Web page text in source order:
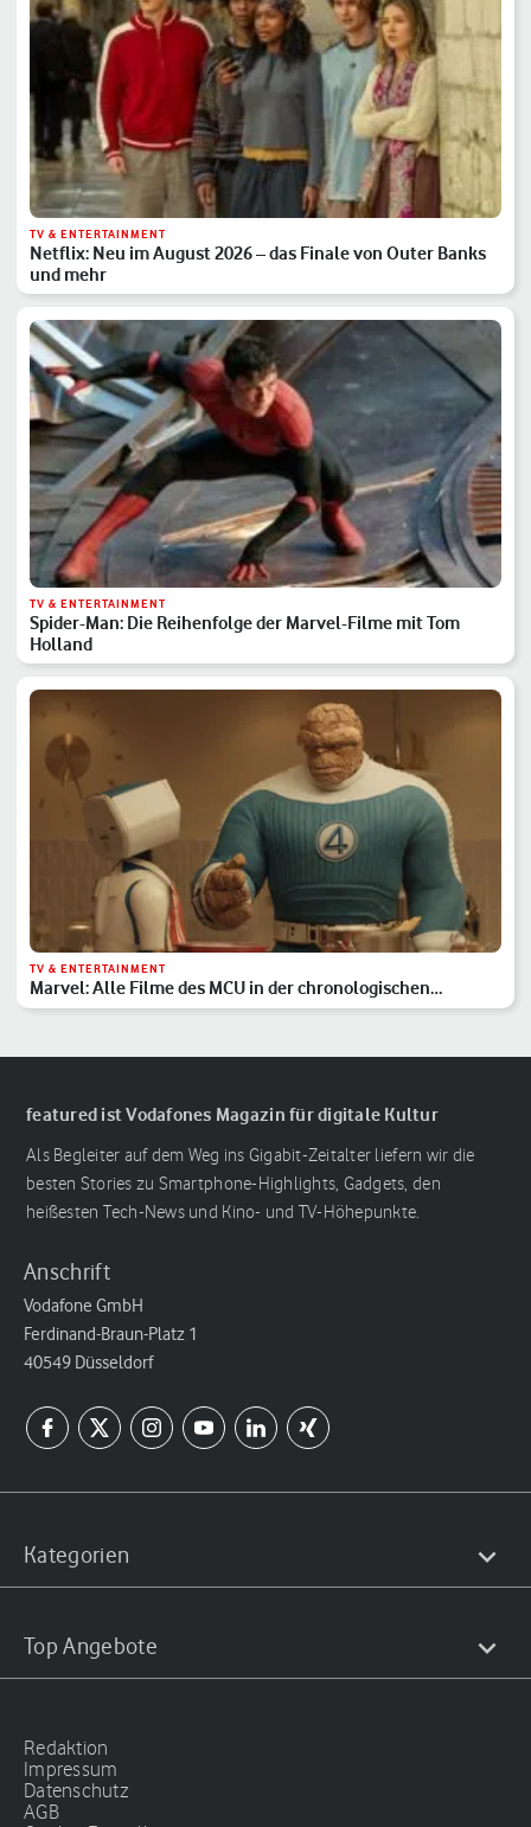
TV & ENTERTAINMENT
Netflix: Neu im August 2026 – das Finale von Outer Banks
und mehr
TV & ENTERTAINMENT
Spider-Man: Die Reihenfolge der Marvel-Filme mit Tom
Holland
TV & ENTERTAINMENT
Marvel: Alle Filme des MCU in der chronologischen
Reihenfolge
featured ist Vodafones Magazin für digitale Kultur
Als Begleiter auf dem Weg ins Gigabit-Zeitalter liefern wir die
besten Stories zu Smartphone-Highlights, Gadgets, den
heißesten Tech-News und Kino- und TV-Höhepunkte.
Anschrift
Vodafone GmbH
Ferdinand-Braun-Platz 1
40549 Düsseldorf
Kategorien
Top Angebote
Redaktion
Impressum
Datenschutz
AGB